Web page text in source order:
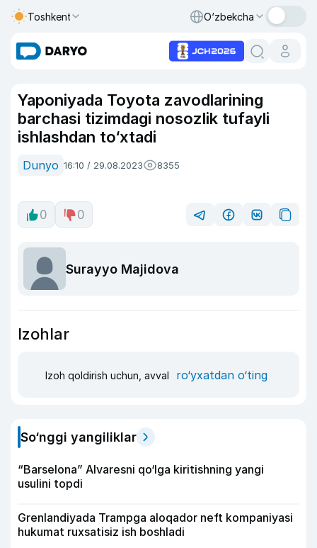
Toshkent O‘zbekcha
Yaponiyada Toyota zavodlarining
barchasi tizimdagi nosozlik tufayli
ishlashdan to‘xtadi
Dunyo 16:10 / 29.08.2023 8355
0 0
Surayyo Majidova
Izohlar
Izoh qoldirish uchun, avval ro‘yxatdan o‘ting
So‘nggi yangiliklar
“Barselona” Alvaresni qo‘lga kiritishning yangi
usulini topdi
Grenlandiyada Trampga aloqador neft kompaniyasi
hukumat ruxsatisiz ish boshladi